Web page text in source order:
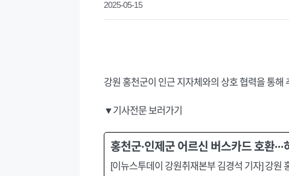
2025-05-15
강원 홍천군이 인근 지자체와의 상호 협력을 통
▼기사전문 보러가기
홍천군·인제군 어르신 버스카드 호환
[이뉴스투데이 강원취재본부 김경석 기자] 강원